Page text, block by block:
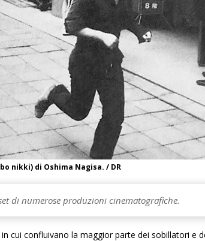
nikki) di Oshima Nagisa. / DR
di numerose produzioni cinematografiche.
cui confluivano la maggior parte dei sobillatori e